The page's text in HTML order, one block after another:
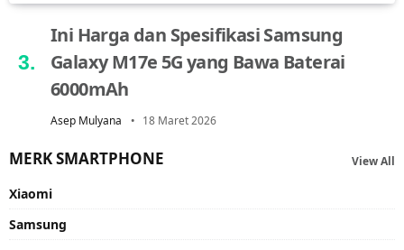
Ini Harga dan Spesifikasi Samsung
Galaxy M17e 5G yang Bawa Baterai
6000mAh
Asep Mulyana 18 Maret 2026
MERK SMARTPHONE View All
Xiaomi
Samsung